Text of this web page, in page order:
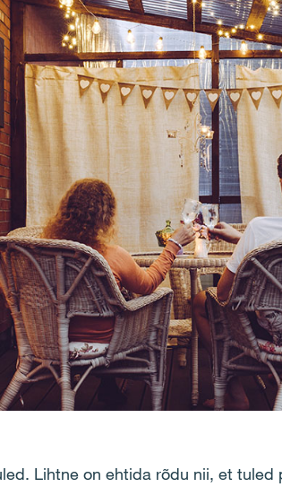
Lihtne on ehtida rõdu nii, et